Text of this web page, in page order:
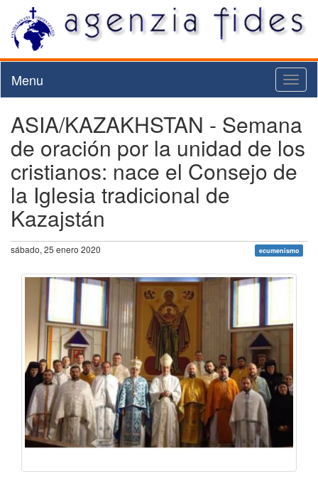
Menu
ASIA/KAZAKHSTAN - Semana
de oración por la unidad de los
cristianos: nace el Consejo de
la Iglesia tradicional de
Kazajstán
sábado, 25 enero 2020 ecumenismo